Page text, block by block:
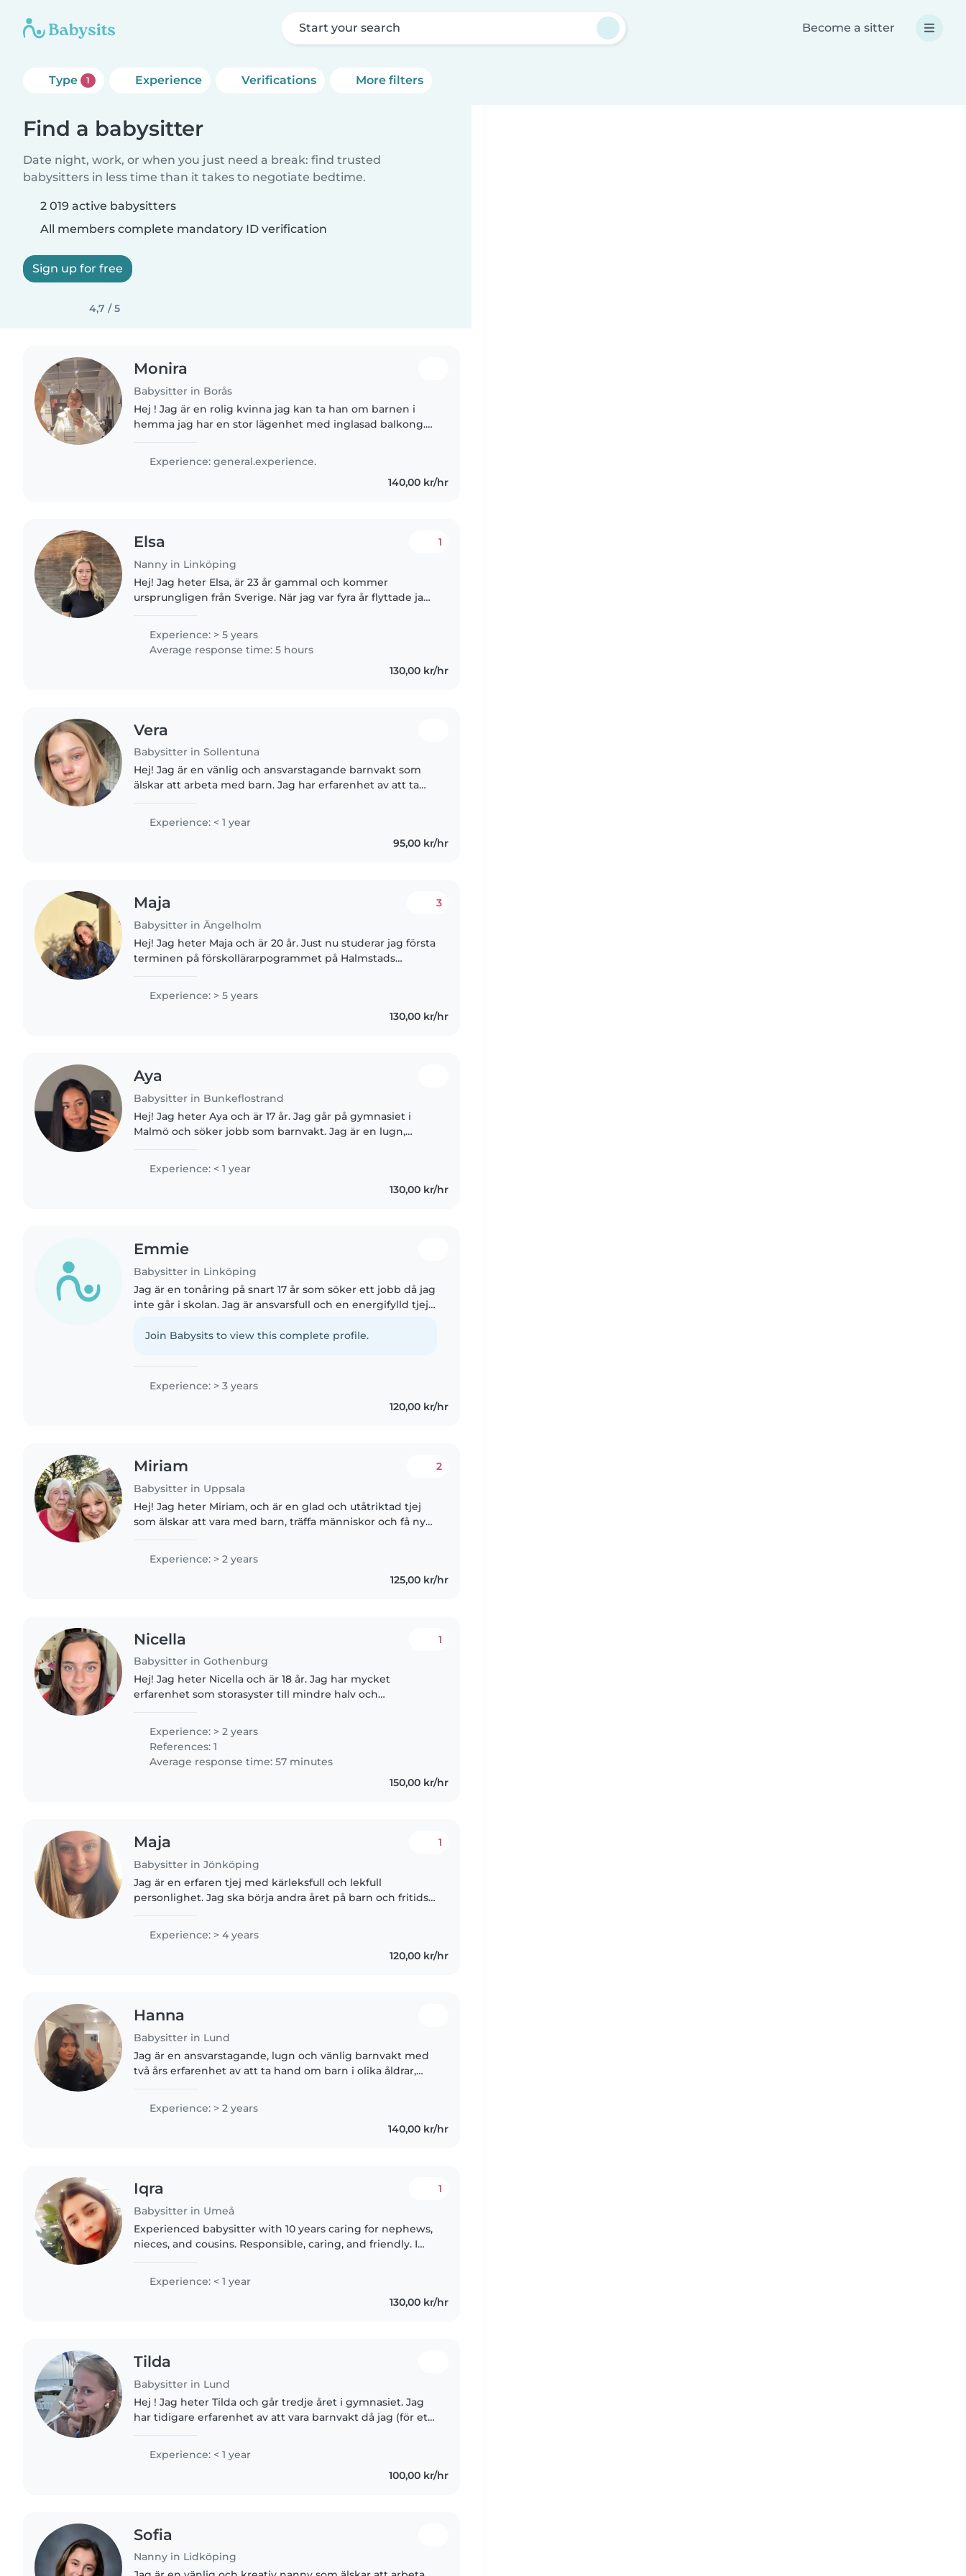
Start your search Become a sitter
Type 1 Experience Verifications More filters
Find a babysitter
Date night, work, or when you just need a break: find trusted
babysitters in less time than it takes to negotiate bedtime.
2 019 active babysitters
All members complete mandatory ID verification
Sign up for free
4,7 / 5
Monira
Babysitter in Borås
Hej ! Jag är en rolig kvinna jag kan ta han om barnen i
hemma jag har en stor lägenhet med inglasad balkong.
undersköterska han är också..
Experience: general.experience.
140,00 kr/hr
Elsa
Nanny in Linköping
1
Hej! Jag heter Elsa, är 23 år gammal och kommer
ursprungligen från Sverige. När jag var fyra år flyttade jag
Experience: > 5 years
Average response time: 5 hours
130,00 kr/hr
Vera
Babysitter in Sollentuna
Hej! Jag är en vänlig och ansvarstagande barnvakt som
älskar att arbeta med barn. Jag har erfarenhet av att ta
ADHD, autism, matallergier..
Experience: < 1 year
95,00 kr/hr
Maja
Babysitter in Ängelholm
3
Hej! Jag heter Maja och är 20 år. Just nu studerar jag första
terminen på förskollärarpogrammet på Halmstads
en förskola under..
Experience: > 5 years
130,00 kr/hr
Aya
Babysitter in Bunkeflostrand
Hej! Jag heter Aya och är 17 år. Jag går på gymnasiet i
Malmö och söker jobb som barnvakt. Jag är en lugn,
barn. Jag är tålmodig,..
Experience: < 1 year
130,00 kr/hr
Emmie
Babysitter in Linköping
Jag är en tonåring på snart 17 år som söker ett jobb då jag
inte går i skolan. Jag är ansvarsfull och en energifylld tjej.
Join Babysits to view this complete profile.
Experience: > 3 years
120,00 kr/hr
Miriam
Babysitter in Uppsala
2
Hej! Jag heter Miriam, och är en glad och utåtriktad tjej
som älskar att vara med barn, träffa människor och få nya
Experience: > 2 years
125,00 kr/hr
Nicella
Babysitter in Gothenburg
1
Hej! Jag heter Nicella och är 18 år. Jag har mycket
erfarenhet som storasyster till mindre halv och
och som skidskolelärare..
Experience: > 2 years
References: 1
Average response time: 57 minutes
150,00 kr/hr
Maja
Babysitter in Jönköping
1
Jag är en erfaren tjej med kärleksfull och lekfull
personlighet. Jag ska börja andra året på barn och fritids
på skola/fritidshem...
Experience: > 4 years
120,00 kr/hr
Hanna
Babysitter in Lund
Jag är en ansvarstagande, lugn och vänlig barnvakt med
två års erfarenhet av att ta hand om barn i olika åldrar,
arbeta med..
Experience: > 2 years
140,00 kr/hr
Iqra
Babysitter in Umeå
1
Experienced babysitter with 10 years caring for nephews,
nieces, and cousins. Responsible, caring, and friendly. I
English. Looking..
Experience: < 1 year
130,00 kr/hr
Tilda
Babysitter in Lund
Hej ! Jag heter Tilda och går tredje året i gymnasiet. Jag
har tidigare erfarenhet av att vara barnvakt då jag (för ett
Experience: < 1 year
100,00 kr/hr
Sofia
Nanny in Lidköping